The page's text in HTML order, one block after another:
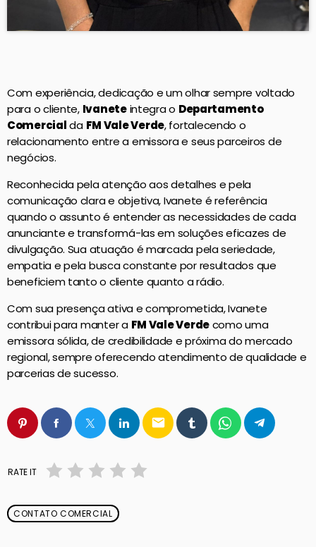
Com experiência, dedicação e um olhar sempre voltado
para o cliente, Ivaneteintegra o Departamento
Comercialda FM Vale Verde, fortalecendo o
relacionamento entre a emissora e seus parceiros de
negócios.
Reconhecida pela atenção aos detalhes e pela
comunicação clara e objetiva, Ivanete é referência
quando o assunto é entender as necessidades de cada
anunciante e transformá-las em soluções eficazes de
divulgação. Sua atuação é marcada pela seriedade,
empatia e pela busca constante por resultados que
beneficiem tanto o cliente quanto a rádio.
Com sua presença ativa e comprometida, Ivanete
contribui para manter a FM Vale Verdecomo uma
emissora sólida, de credibilidade e próxima do mercado
regional, sempre oferecendo atendimento de qualidade e
parcerias de sucesso.
email
RATE IT
CONTATO COMERCIAL